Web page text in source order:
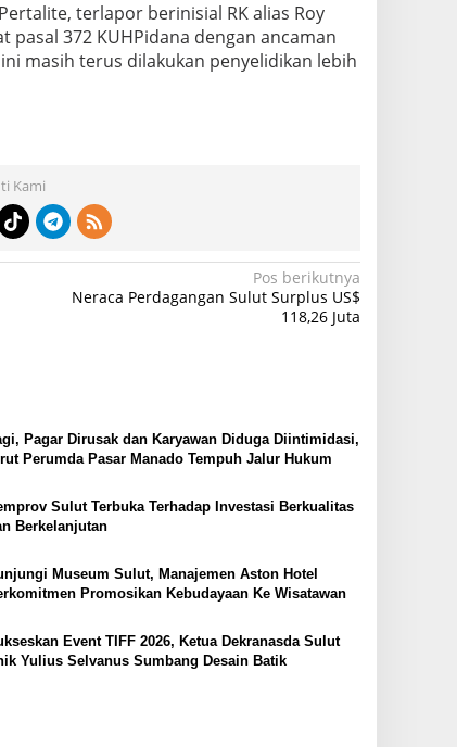
terlapor berinisial RK alias Roy
pasal 372 KUHPidana dengan ancaman
masih terus dilakukan penyelidikan lebih
Kami
Pos berikutnya
Neraca Perdagangan Sulut Surplus US$
118,26 Juta
Pagar Dirusak dan Karyawan Diduga Diintimidasi,
Perumda Pasar Manado Tempuh Jalur Hukum
Sulut Terbuka Terhadap Investasi Berkualitas
Berkelanjutan
Museum Sulut, Manajemen Aston Hotel
Promosikan Kebudayaan Ke Wisatawan
Event TIFF 2026, Ketua Dekranasda Sulut
Yulius Selvanus Sumbang Desain Batik